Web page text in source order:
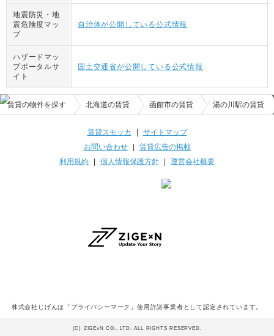
地震防災・地
震危険度マッ
プ
自治体が公開している公式情報
ハザードマッ
プポータルサ
イト
国土交通省が公開している公式情報
賃貸の物件を探す 北海道の賃貸 函館市の賃貸 湯の川駅の賃貸
賃貸スモッカ | サイトマップ
お問い合わせ| 賃貸広告の掲載
利用規約 | 個人情報保護方針 | 運営会社概要
株式会社じげんは「プライバシーマーク」使用許諾事業者として認定されています。
(C) ZIGExN CO., LTD. ALL RIGHTS RESERVED.